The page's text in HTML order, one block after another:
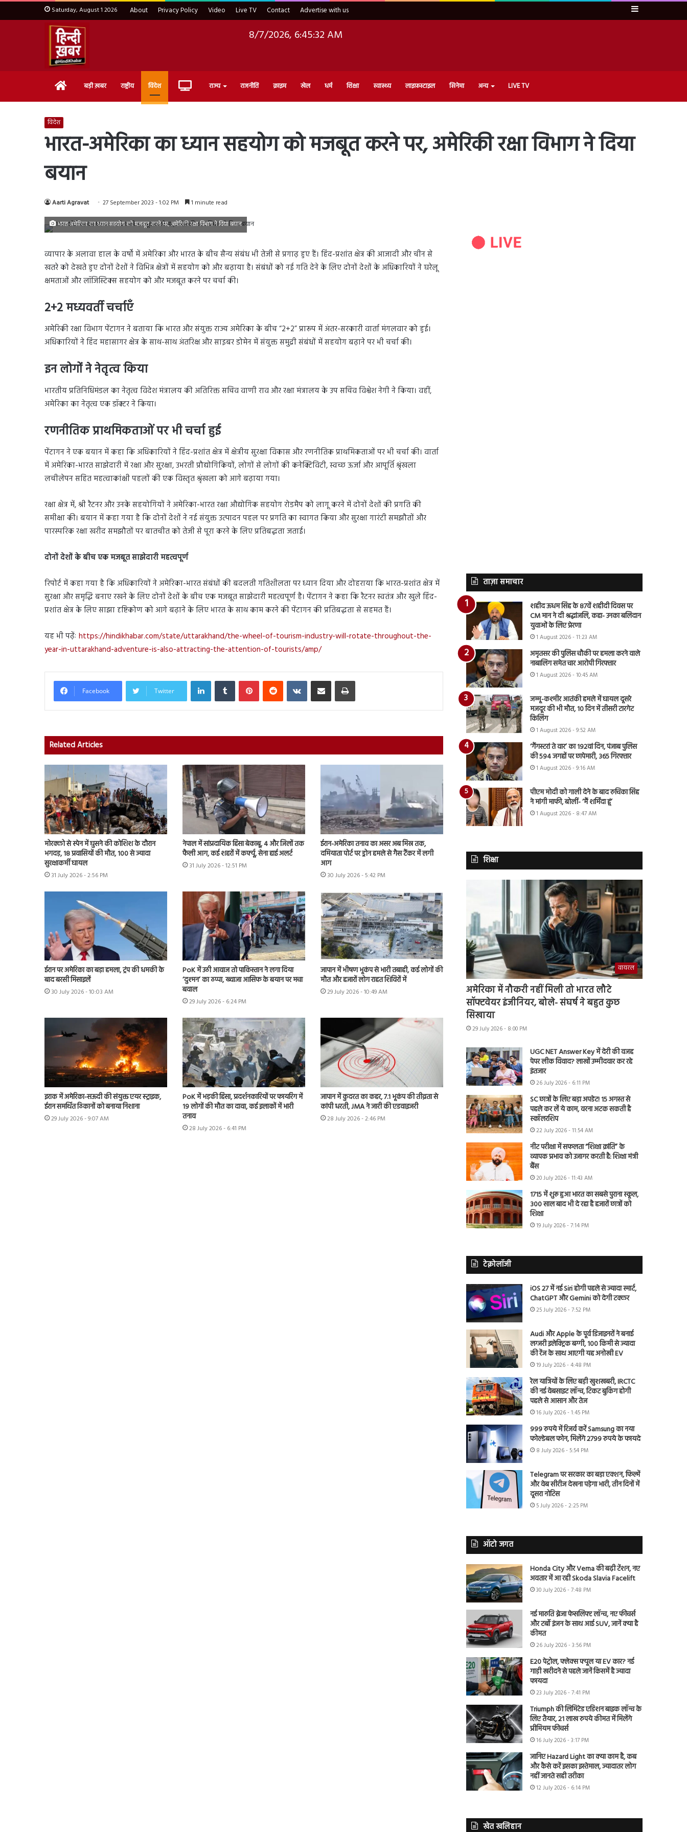
Saturday, August 1 2026 About Privacy Policy Video Live TV Contact Advertise with us Sidebar
8/7/2026, 6:45:34 AM
Home बड़ी ख़बर राष्ट्रीय विदेश Live राज्य राजनीति क्राइम खेल धर्म शिक्षा स्वास्थ्य लाइफ़स्टाइल सिनेमा अन्य LIVE TV
विदेश
भारत-अमेरिका का ध्यान सहयोग को मजबूत करने पर, अमेरिकी रक्षा विभाग ने दिया
बयान
Aarti Agravat 27 September 2023 - 1:02 PM 1 minute read
भारत-अमेरिका का ध्यान सहयोग को मजबूत करने पर, अमेरिकी रक्षा विभाग ने दिया बयान
व्यापार के अलावा हाल के वर्षों में अमेरिका और भारत के बीच सैन्य संबंध भी तेजी से प्रगाढ़ हुए हैं। हिंद-प्रशांत क्षेत्र की आजादी और चीन से
खतरे को देखते हुए दोनों देशों ने विभिन्न क्षेत्रों में सहयोग को और बढ़ाया है। संबंधों को नई गति देने के लिए दोनों देशों के अधिकारियों ने घरेलू
क्षमताओं और लॉजिस्टिक्स सहयोग को और मजबूत करने पर चर्चा की।
2+2 मध्यवर्ती चर्चाएँ
अमेरिकी रक्षा विभाग पेंटागन ने बताया कि भारत और संयुक्त राज्य अमेरिका के बीच “2+2” प्रारूप में अंतर-सरकारी वार्ता मंगलवार को हुई।
अधिकारियों ने हिंद महासागर क्षेत्र के साथ-साथ अंतरिक्ष और साइबर डोमेन में संयुक्त समुद्री संबंधों में सहयोग बढ़ाने पर भी चर्चा की।
इन लोगों ने नेतृत्व किया
भारतीय प्रतिनिधिमंडल का नेतृत्व विदेश मंत्रालय की अतिरिक्त सचिव वाणी राव और रक्षा मंत्रालय के उप सचिव विश्वेश नेगी ने किया। वहीं,
अमेरिका का नेतृत्व एक डॉक्टर ने किया।
रणनीतिक प्राथमिकताओं पर भी चर्चा हुई
पेंटागन ने एक बयान में कहा कि अधिकारियों ने हिंद-प्रशांत क्षेत्र में क्षेत्रीय सुरक्षा विकास और रणनीतिक प्राथमिकताओं पर भी चर्चा की। वार्ता
में अमेरिका-भारत साझेदारी में रक्षा और सुरक्षा, उभरती प्रौद्योगिकियों, लोगों से लोगों की कनेक्टिविटी, स्वच्छ ऊर्जा और आपूर्ति श्रृंखला
लचीलेपन सहित महत्वाकांक्षी पहलों की एक विस्तृत श्रृंखला को आगे बढ़ाया गया।
रक्षा क्षेत्र में, श्री रैटनर और उनके सहयोगियों ने अमेरिका-भारत रक्षा औद्योगिक सहयोग रोडमैप को लागू करने में दोनों देशों की प्रगति की
समीक्षा की। बयान में कहा गया है कि दोनों देशों ने नई संयुक्त उत्पादन पहल पर प्रगति का स्वागत किया और सुरक्षा गारंटी समझौतों और
पारस्परिक रक्षा खरीद समझौतों पर बातचीत को तेजी से पूरा करने के लिए प्रतिबद्धता जताई।
दोनों देशों के बीच एक मजबूत साझेदारी महत्वपूर्ण
रिपोर्ट में कहा गया है कि अधिकारियों ने अमेरिका-भारत संबंधों की बदलती गतिशीलता पर ध्यान दिया और दोहराया कि भारत-प्रशांत क्षेत्र में
सुरक्षा और समृद्धि बनाए रखने के लिए दोनों देशों के बीच एक मजबूत साझेदारी महत्वपूर्ण है। पेंटागन ने कहा कि रैटनर स्वतंत्र और खुले हिंद-
प्रशांत क्षेत्र के लिए साझा दृष्टिकोण को आगे बढ़ाने के लिए भारत के साथ काम करने की पेंटागन की प्रतिबद्धता से सहमत हैं।
यह भी पढ़ेंः https://hindikhabar.com/state/uttarakhand/the-wheel-of-tourism-industry-will-rotate-throughout-the-
year-in-uttarakhand-adventure-is-also-attracting-the-attention-of-tourists/amp/
Facebook Twitter
LinkedInTumblr PinterestReddit VKontakteShare via Email Print
Related Articles
मोरक्को से स्पेन में घुसने की कोशिश के दौरान
भगदड़, 18 प्रवासियों की मौत, 100 से ज्यादा
सुरक्षाकर्मी घायल
31 July 2026 - 2:56 PM
नेपाल में सांप्रदायिक हिंसा बेकाबू, 4 और जिलों तक
फैली आग, कई शहरों में कर्फ्यू, सेना हाई अलर्ट
31 July 2026 - 12:51 PM
ईरान-अमेरिका तनाव का असर अब मिस्र तक,
दमियाता पोर्ट पर ड्रोन हमले से गैस टैंकर में लगी
आग
30 July 2026 - 5:42 PM
ईरान पर अमेरिका का बड़ा हमला, ट्रंप की धमकी के
बाद बरसी मिसाइलें
30 July 2026 - 10:03 AM
PoK में उठी आवाज तो पाकिस्तान ने लगा दिया
‘दुश्मन’ का ठप्पा, ख्वाजा आसिफ के बयान पर मचा
बवाल
29 July 2026 - 6:24 PM
जापान में भीषण भूकंप से भारी तबाही, कई लोगों की
मौत और हजारों लोग राहत शिविरों में
29 July 2026 - 10:49 AM
इराक में अमेरिका-सऊदी की संयुक्त एयर स्ट्राइक,
ईरान समर्थित ठिकानों को बनाया निशाना
29 July 2026 - 9:07 AM
PoK में भड़की हिंसा, प्रदर्शनकारियों पर फायरिंग में
19 लोगों की मौत का दावा, कई इलाकों में भारी
तनाव
28 July 2026 - 6:41 PM
जापान में कुदरत का कहर, 7.1 भूकंप की तीव्रता से
कांपी धरती, JMA ने जारी की एडवाइजरी
28 July 2026 - 2:46 PM
ताज़ा समाचार
शहीद ऊधम सिंह के 87वें शहीदी दिवस पर
CM मान ने दी श्रद्धांजलि, कहा- उनका बलिदान
युवाओं के लिए प्रेरणा
1 August 2026 - 11:23 AM
अमृतसर की पुलिस चौकी पर हमला करने वाले
नाबालिग समेत चार आरोपी गिरफ्तार
1 August 2026 - 10:45 AM
जम्मू-कश्मीर आतंकी हमले में घायल दूसरे
मजदूर की भी मौत, 10 दिन में तीसरी टारगेट
किलिंग
1 August 2026 - 9:52 AM
‘गैंगस्टरां ते वार’ का 192वां दिन, पंजाब पुलिस
की 594 जगहों पर छापेमारी, 365 गिरफ्तार
1 August 2026 - 9:16 AM
पीएम मोदी को गाली देने के बाद रुचिका सिंह
ने मांगी माफी, बोलीं- ‘मैं शर्मिंदा हूं’
1 August 2026 - 8:47 AM
शिक्षा
वायरल
अमेरिका में नौकरी नहीं मिली तो भारत लौटे
सॉफ्टवेयर इंजीनियर, बोले- संघर्ष ने बहुत कुछ
सिखाया
29 July 2026 - 8:00 PM
UGC NET Answer Key में देरी की वजह
पेपर लीक विवाद? लाखों उम्मीदवार कर रहे
इंतजार
26 July 2026 - 6:11 PM
SC छात्रों के लिए बड़ा अपडेट! 15 अगस्त से
पहले कर लें ये काम, वरना अटक सकती है
स्कॉलरशिप
22 July 2026 - 11:54 AM
नीट परीक्षा में सफलता “शिक्षा क्रांति” के
व्यापक प्रभाव को उजागर करती है: शिक्षा मंत्री
बैंस
20 July 2026 - 11:43 AM
1715 में शुरू हुआ भारत का सबसे पुराना स्कूल,
300 साल बाद भी दे रहा है हजारों छात्रों को
शिक्षा
19 July 2026 - 7:14 PM
टेक्नोलॉजी
iOS 27 में नई Siri होगी पहले से ज्यादा स्मार्ट,
ChatGPT और Gemini को देगी टक्कर
25 July 2026 - 7:52 PM
Audi और Apple के पूर्व डिजाइनरों ने बनाई
लग्जरी इलेक्ट्रिक बग्गी, 100 किमी से ज्यादा
की रेंज के साथ आएगी यह अनोखी EV
19 July 2026 - 4:48 PM
रेल यात्रियों के लिए बड़ी खुशखबरी, IRCTC
की नई वेबसाइट लॉन्च, टिकट बुकिंग होगी
पहले से आसान और तेज
16 July 2026 - 1:45 PM
999 रुपये में रिजर्व करें Samsung का नया
फोल्डेबल फोन, मिलेंगे 2799 रुपये के फायदे
8 July 2026 - 5:54 PM
Telegram पर सरकार का बड़ा एक्शन, फिल्में
और वेब सीरीज देखना पड़ेगा भारी, तीन दिनों में
दूसरा नोटिस
5 July 2026 - 2:25 PM
ऑटो जगत
Honda City और Verna की बढ़ी टेंशन, नए
अवतार में आ रही Skoda Slavia Facelift
30 July 2026 - 7:48 PM
नई मारुति ब्रेजा फेसलिफ्ट लॉन्च, नए फीचर्स
और टर्बो इंजन के साथ आई SUV, जानें क्या है
कीमत
26 July 2026 - 3:56 PM
E20 पेट्रोल, फ्लेक्स फ्यूल या EV कार? नई
गाड़ी खरीदने से पहले जानें किसमें है ज्यादा
फायदा
23 July 2026 - 7:41 PM
Triumph की लिमिटेड एडिशन बाइक लॉन्च के
लिए तैयार, 21 लाख रुपये कीमत में मिलेंगे
प्रीमियम फीचर्स
16 July 2026 - 3:17 PM
जानिए Hazard Light का क्या काम है, कब
और कैसे करें इसका इस्तेमाल, ज्यादातर लोग
नहीं जानते सही तरीका
12 July 2026 - 6:14 PM
खेत खलिहान